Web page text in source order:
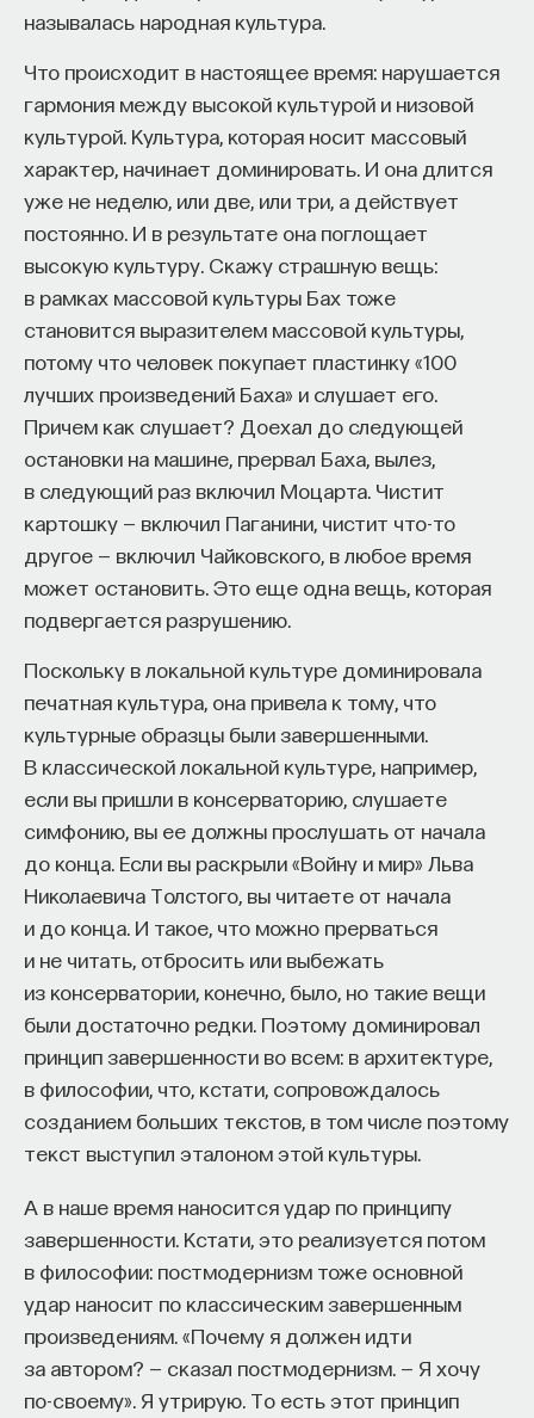
называлась народная культура.
Что происходит в настоящее время: нарушается
гармония между высокой культурой и низовой
культурой. Культура, которая носит массовый
характер, начинает доминировать. И она длится
уже не неделю, или две, или три, а действует
постоянно. И в результате она поглощает
высокую культуру. Скажу страшную вещь:
в рамках массовой культуры Бах тоже
становится выразителем массовой культуры,
потому что человек покупает пластинку «100
лучших произведений Баха» и слушает его.
Причем как слушает? Доехал до следующей
остановки на машине, прервал Баха, вылез,
в следующий раз включил Моцарта. Чистит
картошку — включил Паганини, чистит что-то
другое — включил Чайковского, в любое время
может остановить. Это еще одна вещь, которая
подвергается разрушению.
Поскольку в локальной культуре доминировала
печатная культура, она привела к тому, что
культурные образцы были завершенными.
В классической локальной культуре, например,
если вы пришли в консерваторию, слушаете
симфонию, вы ее должны прослушать от начала
до конца. Если вы раскрыли «Войну и мир» Льва
Николаевича Толстого, вы читаете от начала
и до конца. И такое, что можно прерваться
и не читать, отбросить или выбежать
из консерватории, конечно, было, но такие вещи
были достаточно редки. Поэтому доминировал
принцип завершенности во всем: в архитектуре,
в философии, что, кстати, сопровождалось
созданием больших текстов, в том числе поэтому
текст выступил эталоном этой культуры.
А в наше время наносится удар по принципу
завершенности. Кстати, это реализуется потом
в философии: постмодернизм тоже основной
удар наносит по классическим завершенным
произведениям. «Почему я должен идти
за автором? — сказал постмодернизм. — Я хочу
по-своему». Я утрирую. То есть этот принцип
а оптической. Она неразделима, мы ощущаем
ее как живое органическое целое. Из этой
оптической светоносной среды рождается
затем театр, сцена которого освещена, а зал
погружен в темноту. Из этого рождается потом
вся оптика кинематографа, представляющая
собой синтез созерцания, открытого Леонардо,
этого тончайшего погружения в нюансы света
и тени живописи. Кинематограф является
синтезом созерцания и зрелища, потому что туда
приходит движение, энергия движущихся тел.
И затем из этой же сердцевины, из этой же
матрицы растет потом вся оптика XX века:
и телевидение, и те маленькие наши гаджеты,
которые мы носим в кармане, смотрим на этот
светящийся экран, в котором движутся тела. Это
изобретение Леонардо.
Когда закончили «Мадонну в скалах» — это чудо
и рождение оптической светотеневой среды, —
Леонардо сам сделал первый шаг к переходу
от живописи созерцания. Воспринять
необыкновенную атмосферу происходящего
чуда, где помещается и импульс, связанный
с поклонением Иоанна, и ответное благословение
Спасителя, и нежность Богоматери,
изливающаяся сверху, ее благословляющий
жест… Это все было тогда передано
вибрирующей, мерцающей светотеневой средой,
созданной Леонардо, — средой, которая нам
хорошо знакома по кинематографу.
Дальше от этой среды, требующей особого
рассмотрения, которое мы называем
созерцанием, духовным проникновением,
погружением в эту среду… Великий французский
художник XVII века Никола Пуссен говорил, что
есть большая разница между тем, чтобы просто
смотреть, и тем, чтобы смотреть созерцая.
Леонардо требовал особой духовной
сосредоточенности глаза и человека, как бы
переселяющегося в свой наблюдающий глаз,
погружения в эту новую, созданную им среду.
И он сделал первый шаг к тому, чтобы сделать
это не просто созерцанием, но зрелищем.